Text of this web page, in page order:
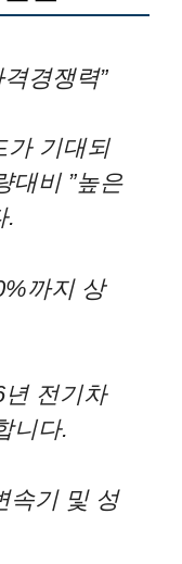
경쟁력”
가 기대되
대비 ”높은
.
까지 상
년 전기차
니다.
속기 및 성